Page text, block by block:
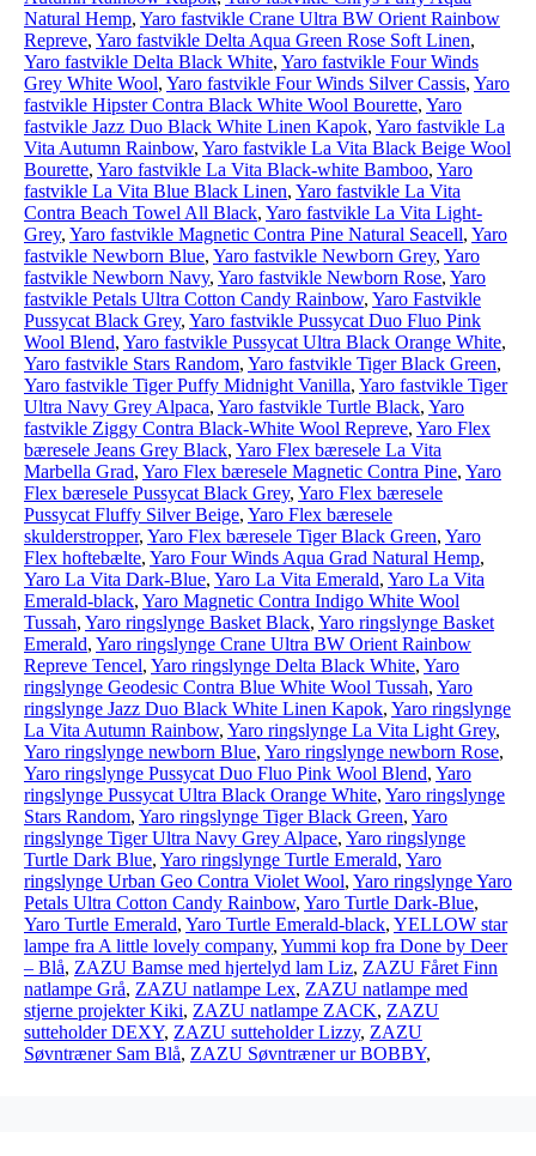
Natural Hemp, Yaro fastvikle Crane Ultra BW Orient Rainbow
Repreve, Yaro fastvikle Delta Aqua Green Rose Soft Linen,
Yaro fastvikle Delta Black White, Yaro fastvikle Four Winds
Grey White Wool, Yaro fastvikle Four Winds Silver Cassis, Yaro
fastvikle Hipster Contra Black White Wool Bourette, Yaro
fastvikle Jazz Duo Black White Linen Kapok, Yaro fastvikle La
Vita Autumn Rainbow, Yaro fastvikle La Vita Black Beige Wool
Bourette, Yaro fastvikle La Vita Black-white Bamboo, Yaro
fastvikle La Vita Blue Black Linen, Yaro fastvikle La Vita
Contra Beach Towel All Black, Yaro fastvikle La Vita Light-
Grey, Yaro fastvikle Magnetic Contra Pine Natural Seacell, Yaro
fastvikle Newborn Blue, Yaro fastvikle Newborn Grey, Yaro
fastvikle Newborn Navy, Yaro fastvikle Newborn Rose, Yaro
fastvikle Petals Ultra Cotton Candy Rainbow, Yaro Fastvikle
Pussycat Black Grey, Yaro fastvikle Pussycat Duo Fluo Pink
Wool Blend, Yaro fastvikle Pussycat Ultra Black Orange White,
Yaro fastvikle Stars Random, Yaro fastvikle Tiger Black Green,
Yaro fastvikle Tiger Puffy Midnight Vanilla, Yaro fastvikle Tiger
Ultra Navy Grey Alpaca, Yaro fastvikle Turtle Black, Yaro
fastvikle Ziggy Contra Black-White Wool Repreve, Yaro Flex
bæresele Jeans Grey Black, Yaro Flex bæresele La Vita
Marbella Grad, Yaro Flex bæresele Magnetic Contra Pine, Yaro
Flex bæresele Pussycat Black Grey, Yaro Flex bæresele
Pussycat Fluffy Silver Beige, Yaro Flex bæresele
skulderstropper, Yaro Flex bæresele Tiger Black Green, Yaro
Flex hoftebælte, Yaro Four Winds Aqua Grad Natural Hemp,
Yaro La Vita Dark-Blue, Yaro La Vita Emerald, Yaro La Vita
Emerald-black, Yaro Magnetic Contra Indigo White Wool
Tussah, Yaro ringslynge Basket Black, Yaro ringslynge Basket
Emerald, Yaro ringslynge Crane Ultra BW Orient Rainbow
Repreve Tencel, Yaro ringslynge Delta Black White, Yaro
ringslynge Geodesic Contra Blue White Wool Tussah, Yaro
ringslynge Jazz Duo Black White Linen Kapok, Yaro ringslynge
La Vita Autumn Rainbow, Yaro ringslynge La Vita Light Grey,
Yaro ringslynge newborn Blue, Yaro ringslynge newborn Rose,
Yaro ringslynge Pussycat Duo Fluo Pink Wool Blend, Yaro
ringslynge Pussycat Ultra Black Orange White, Yaro ringslynge
Stars Random, Yaro ringslynge Tiger Black Green, Yaro
ringslynge Tiger Ultra Navy Grey Alpace, Yaro ringslynge
Turtle Dark Blue, Yaro ringslynge Turtle Emerald, Yaro
ringslynge Urban Geo Contra Violet Wool, Yaro ringslynge Yaro
Petals Ultra Cotton Candy Rainbow, Yaro Turtle Dark-Blue,
Yaro Turtle Emerald, Yaro Turtle Emerald-black, YELLOW star
lampe fra A little lovely company, Yummi kop fra Done by Deer
– Blå, ZAZU Bamse med hjertelyd lam Liz, ZAZU Fåret Finn
natlampe Grå, ZAZU natlampe Lex, ZAZU natlampe med
stjerne projekter Kiki, ZAZU natlampe ZACK, ZAZU
sutteholder DEXY, ZAZU sutteholder Lizzy, ZAZU
Søvntræner Sam Blå, ZAZU Søvntræner ur BOBBY,